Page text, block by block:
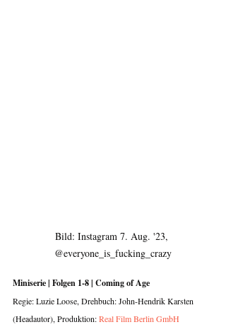
Bild: Instagram 7. Aug. '23,
@everyone_is_fucking_crazy
Miniserie | Folgen 1-8 | Coming of Age
Regie: Luzie Loose, Drehbuch: John-Hendrik Karsten
(Headautor), Produktion: Real Film Berlin GmbH